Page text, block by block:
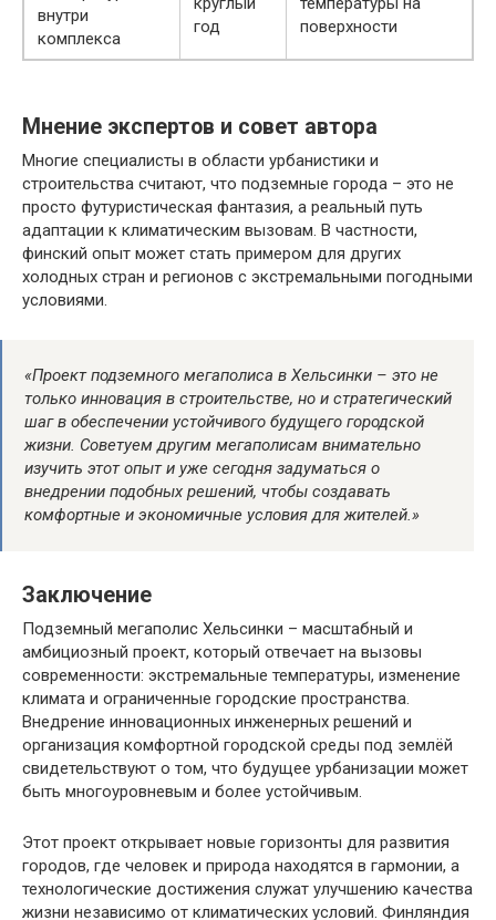
внутри
комплекса
год
поверхности
Мнение экспертов и совет автора
Многие специалисты в области урбанистики и
строительства считают, что подземные города – это не
просто футуристическая фантазия, а реальный путь
адаптации к климатическим вызовам. В частности,
финский опыт может стать примером для других
холодных стран и регионов с экстремальными погодными
условиями.
«Проект подземного мегаполиса в Хельсинки – это не
только инновация в строительстве, но и стратегический
шаг в обеспечении устойчивого будущего городской
жизни. Советуем другим мегаполисам внимательно
изучить этот опыт и уже сегодня задуматься о
внедрении подобных решений, чтобы создавать
комфортные и экономичные условия для жителей.»
Заключение
Подземный мегаполис Хельсинки – масштабный и
амбициозный проект, который отвечает на вызовы
современности: экстремальные температуры, изменение
климата и ограниченные городские пространства.
Внедрение инновационных инженерных решений и
организация комфортной городской среды под землёй
свидетельствуют о том, что будущее урбанизации может
быть многоуровневым и более устойчивым.
Этот проект открывает новые горизонты для развития
городов, где человек и природа находятся в гармонии, а
технологические достижения служат улучшению качества
жизни независимо от климатических условий. Финляндия